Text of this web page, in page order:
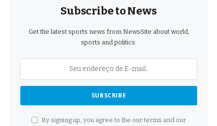
Subscribe to News
Get the latest sports news from NewsSite about world,
sports and politics.
By signing up, you agree to the our terms and our